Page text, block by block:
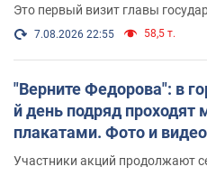
Это первый визит главы
7.08.2026 22:55 58,5 т.
"Верните Федорова": в
й день подряд проходят
плакатами. Фото и видео
Участники акций продолжают